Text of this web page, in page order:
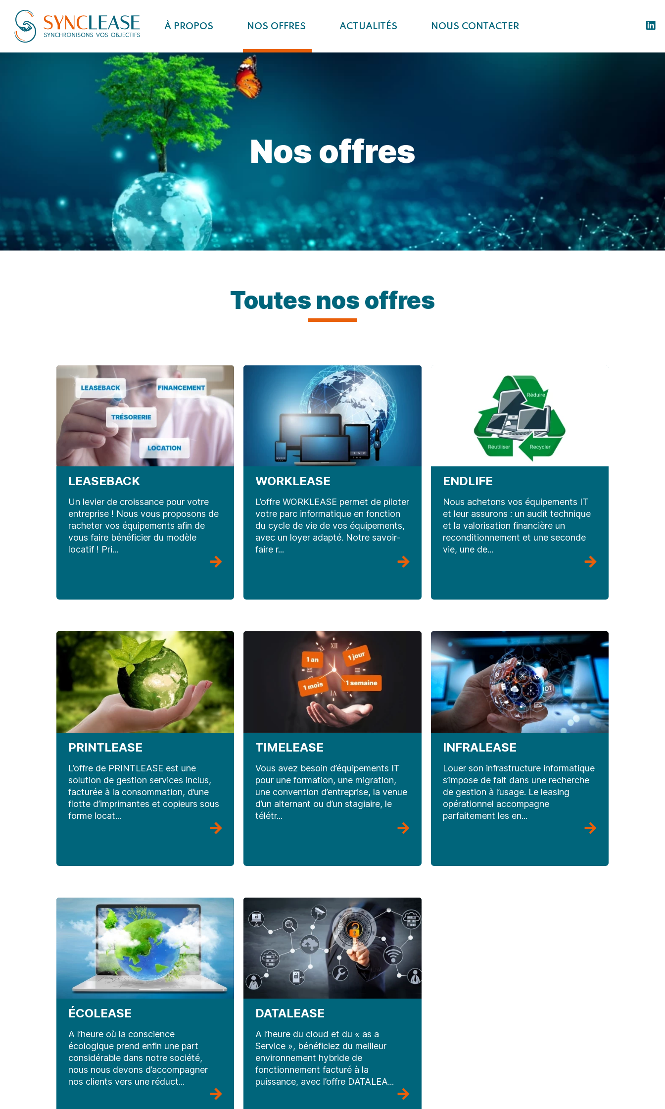
À PROPOS NOS OFFRES ACTUALITÉS NOUS CONTACTER
Nos offres
Toutes nos offres
LEASEBACK
Un levier de croissance pour votre
entreprise ! Nous vous proposons de
racheter vos équipements afin de
vous faire bénéficier du modèle
locatif ! Pri...
WORKLEASE
L’offre WORKLEASE permet de piloter
votre parc informatique en fonction
du cycle de vie de vos équipements,
avec un loyer adapté. Notre savoir-
faire r...
ENDLIFE
Nous achetons vos équipements IT
et leur assurons : un audit technique
et la valorisation financière un
reconditionnement et une seconde
vie, une de...
PRINTLEASE
L’offre de PRINTLEASE est une
solution de gestion services inclus,
facturée à la consommation, d’une
flotte d’imprimantes et copieurs sous
forme locat...
TIMELEASE
Vous avez besoin d’équipements IT
pour une formation, une migration,
une convention d’entreprise, la venue
d’un alternant ou d’un stagiaire, le
télétr...
INFRALEASE
Louer son infrastructure informatique
s’impose de fait dans une recherche
de gestion à l’usage. Le leasing
opérationnel accompagne
parfaitement les en...
ÉCOLEASE
A l’heure où la conscience
écologique prend enfin une part
considérable dans notre société,
nous nous devons d’accompagner
nos clients vers une réduct...
DATALEASE
A l’heure du cloud et du « as a
Service », bénéficiez du meilleur
environnement hybride de
fonctionnement facturé à la
puissance, avec l’offre DATALEA...